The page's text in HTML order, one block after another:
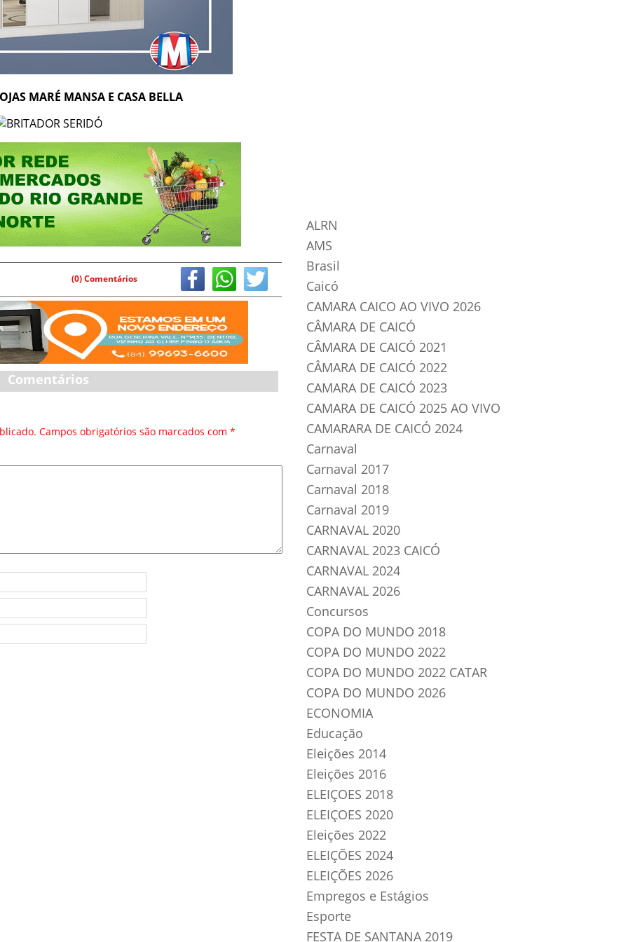
MARÉ MANSA E CASA BELLA
(0) Comentários
Comentários
Campos obrigatórios são marcados com *
ALRN
AMS
Brasil
Caicó
CAMARA CAICO AO VIVO 2026
CÂMARA DE CAICÓ
CÂMARA DE CAICÓ 2021
CÂMARA DE CAICÓ 2022
CAMARA DE CAICÓ 2023
CAMARA DE CAICÓ 2025 AO VIVO
CAMARARA DE CAICÓ 2024
Carnaval
Carnaval 2017
Carnaval 2018
Carnaval 2019
CARNAVAL 2020
CARNAVAL 2023 CAICÓ
CARNAVAL 2024
CARNAVAL 2026
Concursos
COPA DO MUNDO 2018
COPA DO MUNDO 2022
COPA DO MUNDO 2022 CATAR
COPA DO MUNDO 2026
ECONOMIA
Educação
Eleições 2014
Eleições 2016
ELEIÇOES 2018
ELEIÇOES 2020
Eleições 2022
ELEIÇÕES 2024
ELEIÇÕES 2026
Empregos e Estágios
Esporte
FESTA DE SANTANA 2019